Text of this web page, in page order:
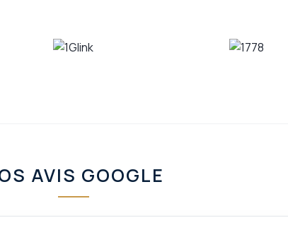
AVIS GOOGLE